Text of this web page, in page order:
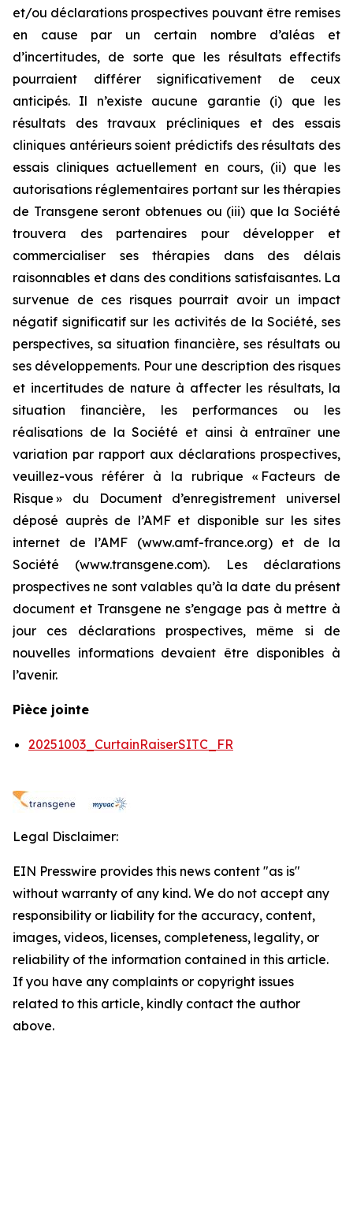
et/ou déclarations prospectives pouvant être remises
en cause par un certain nombre d’aléas et
d’incertitudes, de sorte que les résultats effectifs
pourraient différer significativement de ceux
anticipés. Il n’existe aucune garantie (i) que les
résultats des travaux précliniques et des essais
cliniques antérieurs soient prédictifs des résultats des
essais cliniques actuellement en cours, (ii) que les
autorisations réglementaires portant sur les thérapies
de Transgene seront obtenues ou (iii) que la Société
trouvera des partenaires pour développer et
commercialiser ses thérapies dans des délais
raisonnables et dans des conditions satisfaisantes. La
survenue de ces risques pourrait avoir un impact
négatif significatif sur les activités de la Société, ses
perspectives, sa situation financière, ses résultats ou
ses développements. Pour une description des risques
et incertitudes de nature à affecter les résultats, la
situation financière, les performances ou les
réalisations de la Société et ainsi à entraîner une
variation par rapport aux déclarations prospectives,
veuillez-vous référer à la rubrique « Facteurs de
Risque » du Document d’enregistrement universel
déposé auprès de l’AMF et disponible sur les sites
internet de l’AMF (www.amf-france.org) et de la
Société (www.transgene.com). Les déclarations
prospectives ne sont valables qu’à la date du présent
document et Transgene ne s’engage pas à mettre à
jour ces déclarations prospectives, même si de
nouvelles informations devaient être disponibles à
l’avenir.
Pièce jointe
20251003_CurtainRaiserSITC_FR
Legal Disclaimer:
EIN Presswire provides this news content "as is"
without warranty of any kind. We do not accept any
responsibility or liability for the accuracy, content,
images, videos, licenses, completeness, legality, or
reliability of the information contained in this article.
If you have any complaints or copyright issues
related to this article, kindly contact the author
above.